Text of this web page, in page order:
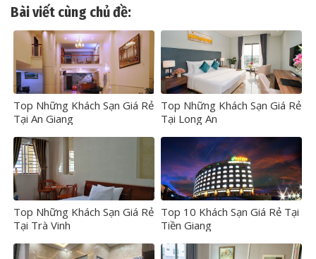
Bài viết cùng chủ đề:
Top Những Khách Sạn Giá Rẻ
Tại An Giang
Top Những Khách Sạn Giá Rẻ
Tại Long An
Top Những Khách Sạn Giá Rẻ
Tại Trà Vinh
Top 10 Khách Sạn Giá Rẻ Tại
Tiền Giang